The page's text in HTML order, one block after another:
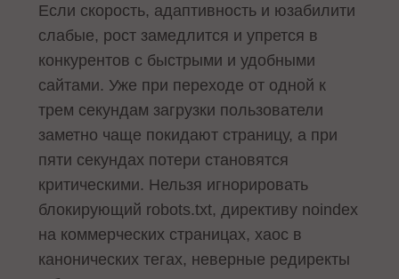
Если скорость, адаптивность и юзабилити
слабые, рост замедлится и упрется в
конкурентов с быстрыми и удобными
сайтами. Уже при переходе от одной к
трем секундам загрузки пользователи
заметно чаще покидают страницу, а при
пяти секундах потери становятся
критическими. Нельзя игнорировать
блокирующий robots.txt, директиву noindex
на коммерческих страницах, хаос в
канонических тегах, неверные редиректы